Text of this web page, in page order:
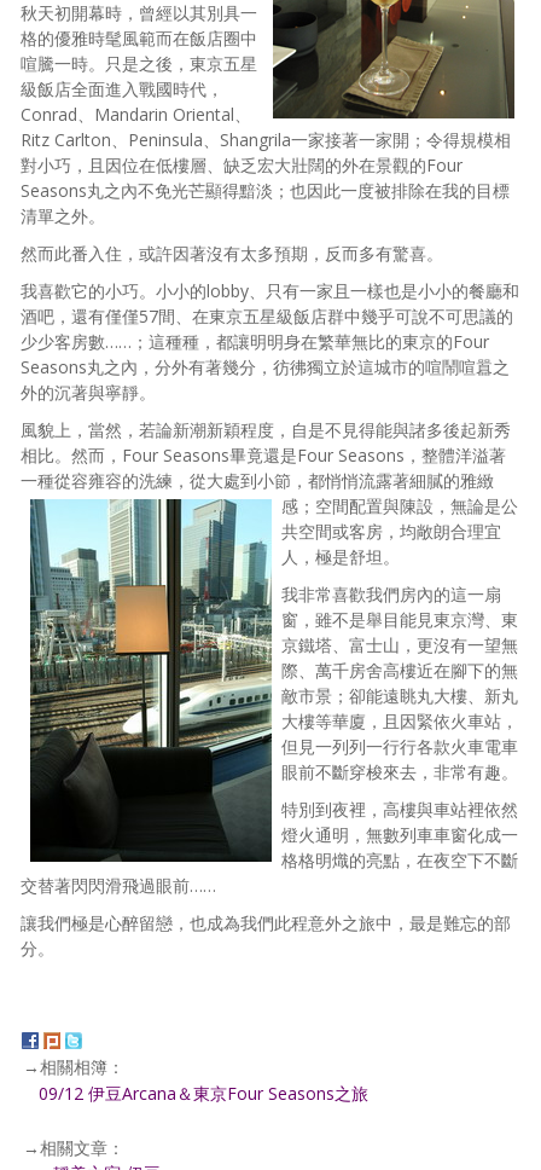
秋天初開幕時，曾經以其別具一
格的優雅時髦風範而在飯店圈中
喧騰一時。只是之後，東京五星
級飯店全面進入戰國時代，
Conrad、Mandarin Oriental、
Ritz Carlton、Peninsula、Shangrila一家接著一家開；令得規模相
對小巧，且因位在低樓層、缺乏宏大壯闊的外在景觀的Four
Seasons丸之內不免光芒顯得黯淡；也因此一度被排除在我的目標
清單之外。
然而此番入住，或許因著沒有太多預期，反而多有驚喜。
我喜歡它的小巧。小小的lobby、只有一家且一樣也是小小的餐廳和
酒吧，還有僅僅57間、在東京五星級飯店群中幾乎可說不可思議的
少少客房數……；這種種，都讓明明身在繁華無比的東京的Four
Seasons丸之內，分外有著幾分，彷彿獨立於這城市的喧鬧喧囂之
外的沉著與寧靜。
風貌上，當然，若論新潮新穎程度，自是不見得能與諸多後起新秀
相比。然而，Four Seasons畢竟還是Four Seasons，整體洋溢著
一種從容雍容的洗練，從大處到小節，都悄悄流露著細膩的雅緻
感；空間配置與陳設，無論是公
共空間或客房，均敞朗合理宜
人，極是舒坦。
我非常喜歡我們房內的這一扇
窗，雖不是舉目能見東京灣、東
京鐵塔、富士山，更沒有一望無
際、萬千房舍高樓近在腳下的無
敵市景；卻能遠眺丸大樓、新丸
大樓等華廈，且因緊依火車站，
但見一列列一行行各款火車電車
眼前不斷穿梭來去，非常有趣。
特別到夜裡，高樓與車站裡依然
燈火通明，無數列車車窗化成一
格格明熾的亮點，在夜空下不斷
交替著閃閃滑飛過眼前……
讓我們極是心醉留戀，也成為我們此程意外之旅中，最是難忘的部
分。
→相關相簿：
09/12 伊豆Arcana＆東京Four Seasons之旅
→相關文章：